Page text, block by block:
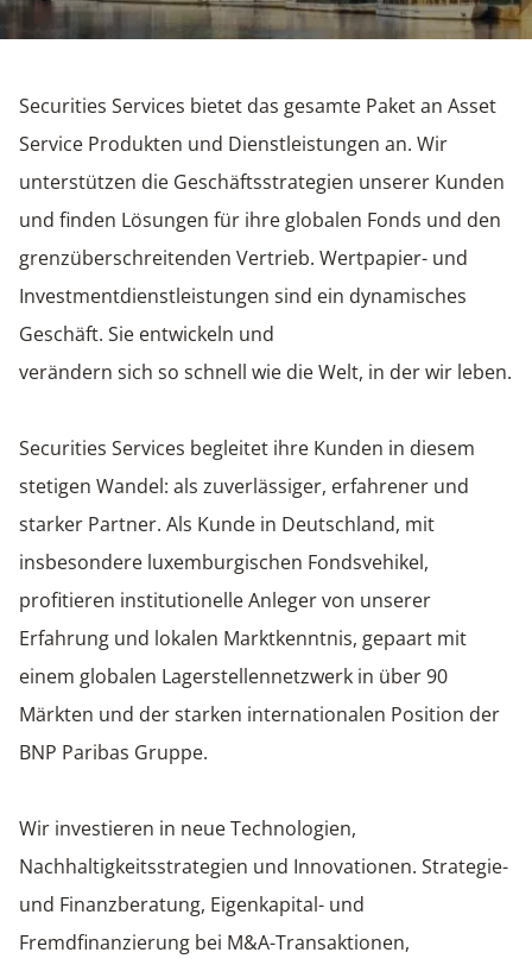
Securities Services bietet das gesamte Paket an Asset
Service Produkten und Dienstleistungen an. Wir
unterstützen die Geschäftsstrategien unserer Kunden
und finden Lösungen für ihre globalen Fonds und den
grenzüberschreitenden Vertrieb. Wertpapier- und
Investmentdienstleistungen sind ein dynamisches
Geschäft. Sie entwickeln und
verändern sich so schnell wie die Welt, in der wir leben.
Securities Services begleitet ihre Kunden in diesem
stetigen Wandel: als zuverlässiger, erfahrener und
starker Partner. Als Kunde in Deutschland, mit
insbesondere luxemburgischen Fondsvehikel,
profitieren institutionelle Anleger von unserer
Erfahrung und lokalen Marktkenntnis, gepaart mit
einem globalen Lagerstellennetzwerk in über 90
Märkten und der starken internationalen Position der
BNP Paribas Gruppe.
Wir investieren in neue Technologien,
Nachhaltigkeitsstrategien und Innovationen. Strategie-
und Finanzberatung, Eigenkapital- und
Fremdfinanzierung bei M&A-Transaktionen,